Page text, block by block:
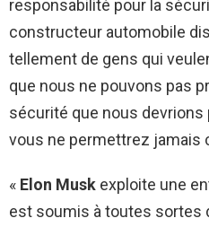
responsabilité pour la
constructeur automobile
tellement de gens qui
que nous ne pouvons pas
sécurité que nous devrions
vous ne permettrez jamais
« Elon Musk exploite une
est soumis à toutes sortes